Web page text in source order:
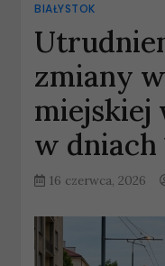
BIAŁYSTOK
zmiany
miejskiej
w dniach
16 czerwca, 2026